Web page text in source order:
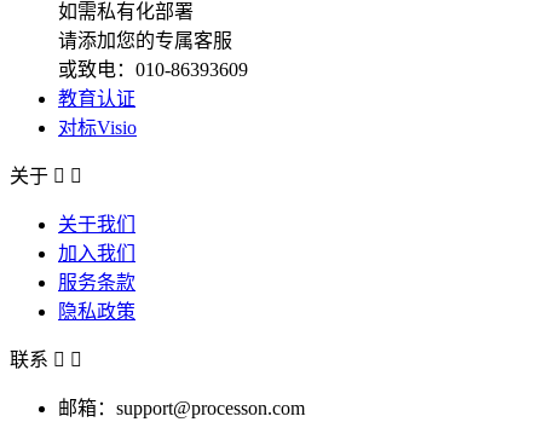
如需私有化部署
请添加您的专属客服
或致电：010-86393609
教育认证
对标Visio
关于  
关于我们
加入我们
服务条款
隐私政策
联系  
邮箱：support@processon.com